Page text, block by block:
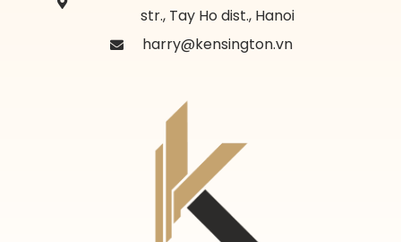
str., Tay Ho dist., Hanoi
harry@kensington.vn